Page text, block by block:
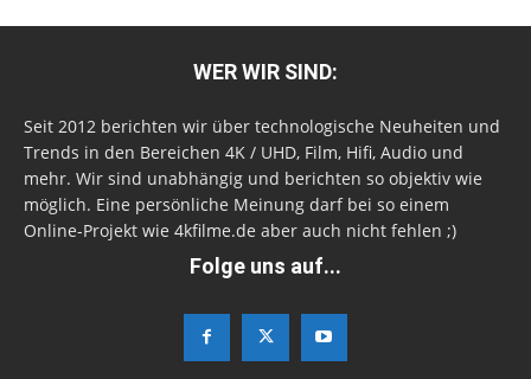
WER WIR SIND:
Seit 2012 berichten wir über technologische Neuheiten und
Trends in den Bereichen 4K / UHD, Film, Hifi, Audio und
mehr. Wir sind unabhängig und berichten so objektiv wie
möglich. Eine persönliche Meinung darf bei so einem
Online-Projekt wie 4kfilme.de aber auch nicht fehlen ;)
Folge uns auf...